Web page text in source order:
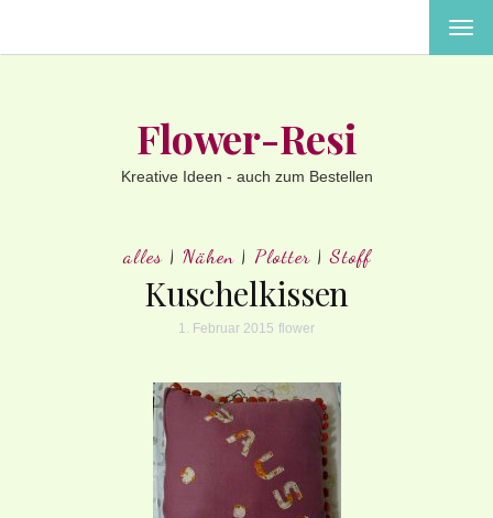
Flower-Resi
Kreative Ideen - auch zum Bestellen
alles| Nähen| Plotter|Stoff
Kuschelkissen
1. Februar 2015 flower